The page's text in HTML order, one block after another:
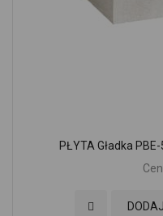
PŁYTA Gładka
Dodaj do